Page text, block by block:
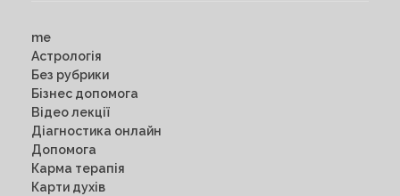
me
Астрологія
Без рубрики
Бізнес допомога
Відео лекції
Діагностика онлайн
Допомога
Карма терапія
Карти духів